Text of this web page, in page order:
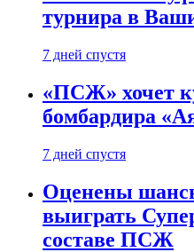
турнира в
7 дней спустя
«ПСЖ» хочет
бомбардира
7 дней спустя
Оценены
выиграть
составе ПСЖ